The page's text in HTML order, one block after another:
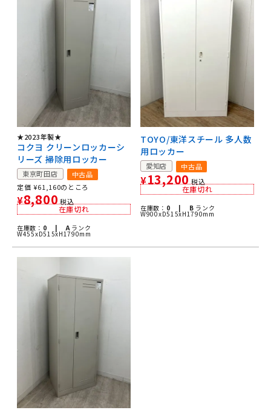
★2023年製★
コクヨ クリーンロッカーシ
リーズ 掃除用ロッカー
東京町田店
中古品
定価 ¥61,160のところ
¥8,800 税込
在庫切れ
在庫数： 0 | A ランク
W455xD515xH1790mm
TOYO/東洋スチール 多人数
用ロッカー
愛知店 中古品
¥13,200 税込
在庫切れ
在庫数： 0 | B ランク
W900xD515xH1790mm